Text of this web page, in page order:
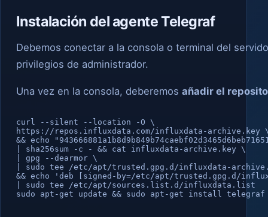
Instalación del agente Telegraf
Debemos conectar a la consola o terminal del
privilegios de administrador.
Una vez en la consola, deberemos añadir el
curl --silent --location -O \
https://repos.influxdata.com/influxdata-archive.key
&& echo
| sha256sum -c - && cat influxdata-archive.key \
| gpg --dearmor \
| sudo tee /etc/apt/trusted.gpg.d/influxdata-
&& echo 'deb [signed-by=/etc/apt/trusted.gpg.d/
| sudo tee /etc/apt/sources.list.d/influxdata.list
sudo apt-get update && sudo apt-get install telegraf